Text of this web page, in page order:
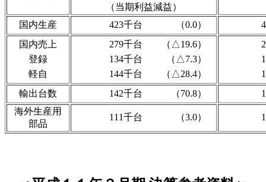
（当期利益減益）
国内生産
423千台 （0.0）
国内売上
登録
軽自
279千台
（△19.6）
134千台
（△7.3）
144千台
（△28.4）
輸出台数
142千台 （70.8）
海外生産用
部品
111千台 （3.0）